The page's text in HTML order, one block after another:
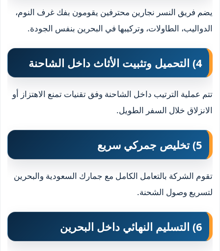
يضم فريق النسر نجارين محترفين يقومون بفك غرف النوم،
الدواليب، الطاولات، وتركيبها في البحرين بنفس الجودة.
4) التحميل وتثبيت الأثاث داخل الشاحنة
تتم عملية الترتيب داخل الشاحنة وفق تقنيات تمنع الاهتزاز أو
الانزلاق خلال السفر الطويل.
5) تخليص جمركي سريع
تقوم الشركة بالتعامل الكامل مع جمارك السعودية والبحرين
لتسريع وصول الشحنة.
6) التسليم النهائي داخل البحرين